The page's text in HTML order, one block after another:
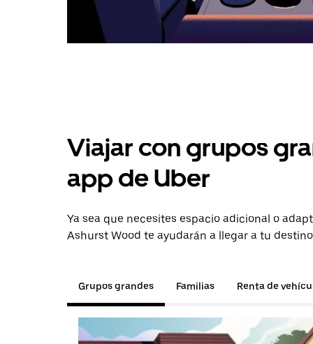
Viajar con grupos
app de Uber
Ya sea que necesites espacio adicional o
Ashurst Wood te ayudarán a llegar a tu
Grupos grandes Familias Renta de